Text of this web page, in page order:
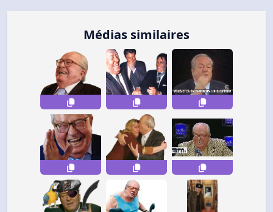
Médias similaires